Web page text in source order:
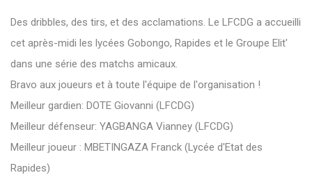
Des dribbles, des tirs, et des acclamations. Le LFCDG a accueilli
cet après-midi les lycées Gobongo, Rapides et le Groupe Elit'
dans une série des matchs amicaux.
Bravo aux joueurs et à toute l'équipe de l'organisation !
Meilleur gardien: DOTE Giovanni (LFCDG)
Meilleur défenseur: YAGBANGA Vianney (LFCDG)
Meilleur joueur : MBETINGAZA Franck (Lycée d'Etat des
Rapides)